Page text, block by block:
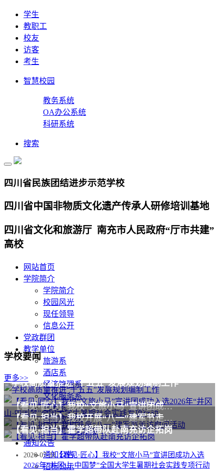
学生
教职工
校友
访客
考生
智慧校园
教务系统
OA办公系统
科研系统
搜索
四川省民族团结进步示范学校
四川省中国非物质文化遗产传承人研修培训基地
四川省文化和旅游厅 南充市人民政府“厅市共建”
高校
网站首页
学院简介
学院简介
校园风光
现任领导
信息公开
党政群团
教学单位
旅游系
酒店系
经济管理系
文化服务系
艺术系
基础教学部
马克思主义学院
通知公告
通知公告
招标公示
学校要闻
更多>>
学校高质量推进“十五五”发展规划编制工作
【看见·匠心】我校“文旅小马”宣讲团成功入选2026年“井冈山·中国梦”全国大学生暑期社会实践专项行动
【看见·担当】我校开展“八一”建军节走访慰问活动
【看见·担当】霍学超带队赴南充访企拓岗
2026-07-31【看见·匠心】我校“文旅小马”宣讲团成功入选
2026年“井冈山·中国梦”全国大学生暑期社会实践专项行动